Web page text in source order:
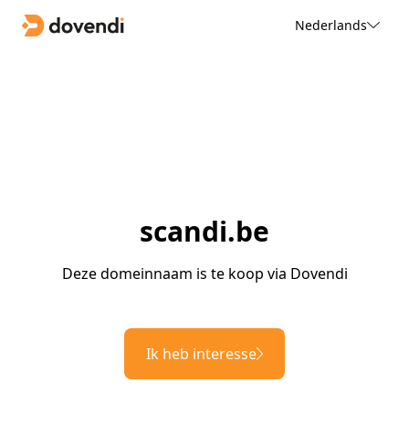
Nederlands
scandi.be
Deze domeinnaam is te koop via Dovendi
Ik heb interesse